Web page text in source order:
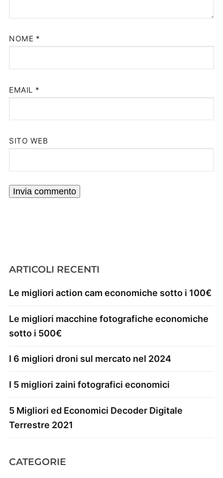
NOME *
EMAIL *
SITO WEB
ARTICOLI RECENTI
Le migliori action cam economiche sotto i 100€
Le migliori macchine fotografiche economiche
sotto i 500€
I 6 migliori droni sul mercato nel 2024
I 5 migliori zaini fotografici economici
5 Migliori ed Economici Decoder Digitale
Terrestre 2021
CATEGORIE